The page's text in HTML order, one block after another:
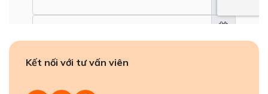
Kết nối với tư vấn viên